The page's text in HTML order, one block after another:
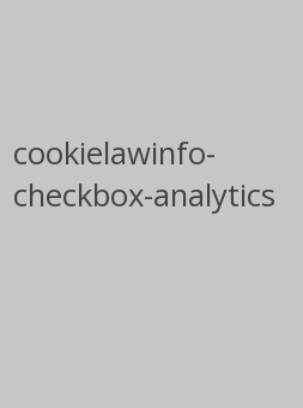
cookielawinfo-
checkbox-analytics